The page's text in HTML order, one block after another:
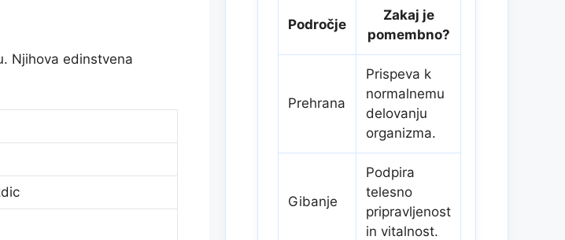
Njihova edinstvena
Področje
Zakaj je
pomembno?
Prehrana
Prispeva k
normalnemu
delovanju
organizma.
Gibanje
Podpira
telesno
pripravljenost
in vitalnost.